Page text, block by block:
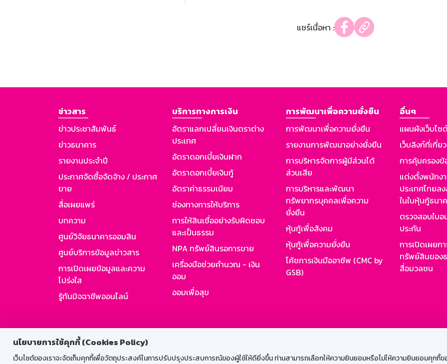
นโยบายการใช้คุกกี้ (Cookies Policy)
เว็บไซต์ของเราจะจัดเก็บคุกกี้เพื่อวัตถุประสงค์ในการปรับปรุงประสบการณ์ของผู้ใช้ให้ดียิ่งขึ้น ท่านสามารถเลือกให้ความยินยอมหรือไม่ให้ความยินยอมคุกกี้ข
แชร์เนื้อหา :
ข่าวสาร
ข่าวประชาสัมพันธ์
ข่าวธนาคาร
รายงานประจำปี
ประกาศจัดซื้อจัดจ้าง / ประกาศ
ขาย
สื่อเผยแพร่
บทความ
ศูนย์วิจัยธนาคารออมสิน
ศูนย์บริการข้อมูลข่าวสาร
การเปิดเผยข้อมูลและความ
โปร่งใส
รู้ทันมิจฉาชีพออนไลน์
บริการทางการเงิน
อัตราแลกเปลี่ยนเงินตราต่าง
ประเทศ
อัตราดอกเบี้ยเงินฝาก
อัตราดอกเบี้ยเงินกู้
อัตราค่าธรรมเนียม
ช่องทางการให้บริการ
การให้สินเชื่ออย่างรับผิดชอบ
และเป็นธรรม
NPA ทรัพย์สินรอการขาย
เครื่องมือช่วยคำนวณ - เงิน
ออม
ออมเพื่อสุข
การพัฒนาเพื่อความยั่งยืน
การพัฒนาเพื่อความยั่งยืน
รายงานการพัฒนาอย่างยั่งยืน
การบริหารจัดการผู้มีส่วนได้
ส่วนเสีย
การบริหารและพัฒนา
ทรัพยากรบุคคลเพื่อความ
ยั่งยืน
หุ้นกู้เพื่อสังคม
หุ้นกู้เพื่อความยั่งยืน
โค้ชการเงินมืออาชีพ (CMC by
GSB)
อื่นๆ
แผนผังเว็บไซ
เว็บลิงก์ที่เกี่ย
การคุ้มครอง
แต่งตั้งพนักง
ประเทศไทยล
ในใบหุ้นกู้ธนา
ตรวจสอบใบ
ประกัน
การเปิดเผยก
ทรัพย์สินของ
สื่อมวลชน